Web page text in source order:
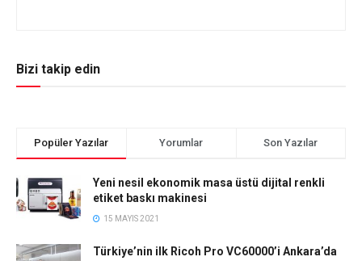
Bizi takip edin
Popüler Yazılar Yorumlar Son Yazılar
Yeni nesil ekonomik masa üstü dijital renkli
etiket baskı makinesi
15 MAYIS 2021
Türkiye’nin ilk Ricoh Pro VC60000’i Ankara’da